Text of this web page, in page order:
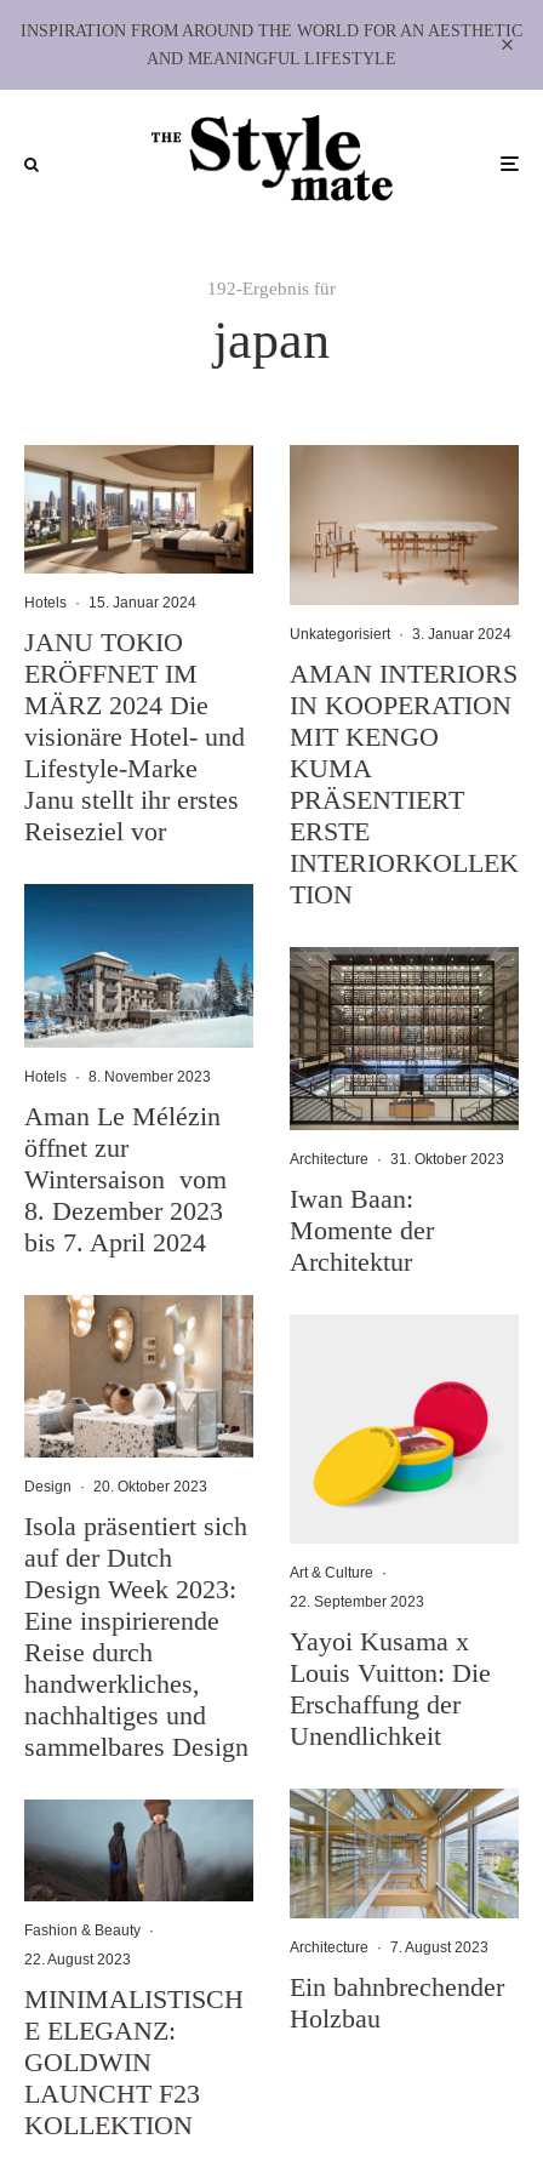
INSPIRATION FROM AROUND THE WORLD FOR AN AESTHETIC
AND MEANINGFUL LIFESTYLE
192-Ergebnis für
japan
Hotels · 15. Januar 2024
JANU TOKIO
ERÖFFNET IM
MÄRZ 2024 Die
visionäre Hotel- und
Lifestyle-Marke
Janu stellt ihr erstes
Reiseziel vor
Hotels · 8. November 2023
Aman Le Mélézin
öffnet zur
Wintersaison vom
8. Dezember 2023
bis 7. April 2024
Design · 20. Oktober 2023
Isola präsentiert sich
auf der Dutch
Design Week 2023:
Eine inspirierende
Reise durch
handwerkliches,
nachhaltiges und
sammelbares Design
Fashion & Beauty ·
22. August 2023
MINIMALISTISCH
E ELEGANZ:
GOLDWIN
LAUNCHT F23
KOLLEKTION
Unkategorisiert · 3. Januar 2024
AMAN INTERIORS
IN KOOPERATION
MIT KENGO
KUMA
PRÄSENTIERT
ERSTE
INTERIORKOLLEK
TION
Architecture · 31. Oktober 2023
Iwan Baan:
Momente der
Architektur
Art & Culture
·
22. September 2023
Yayoi Kusama x
Louis Vuitton: Die
Erschaffung der
Unendlichkeit
Architecture · 7. August 2023
Ein bahnbrechender
Holzbau